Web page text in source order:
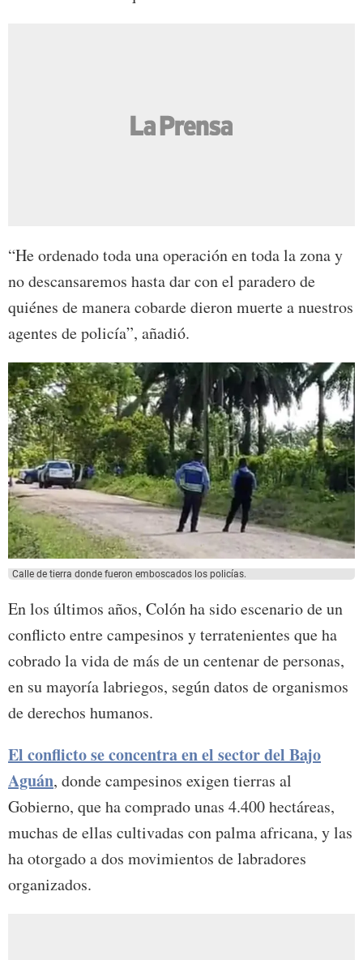
“He ordenado toda una operación en toda la zona y
no descansaremos hasta dar con el paradero de
quiénes de manera cobarde dieron muerte a nuestros
agentes de policía”, añadió.
Calle de tierra donde fueron emboscados los policías.
En los últimos años, Colón ha sido escenario de un
conflicto entre campesinos y terratenientes que ha
cobrado la vida de más de un centenar de personas,
en su mayoría labriegos, según datos de organismos
de derechos humanos.
El conflicto se concentra en el sector del Bajo
Aguán, donde campesinos exigen tierras al
Gobierno, que ha comprado unas 4.400 hectáreas,
muchas de ellas cultivadas con palma africana, y las
ha otorgado a dos movimientos de labradores
organizados.